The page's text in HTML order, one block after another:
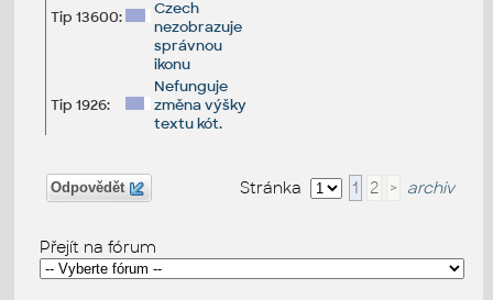
Tip 13600:
Czech
nezobrazuje
správnou
ikonu
Tip 1926:
Nefunguje
změna výšky
textu kót.
Odpovědět Stránka 1 2 > archiv
Přejít na fórum